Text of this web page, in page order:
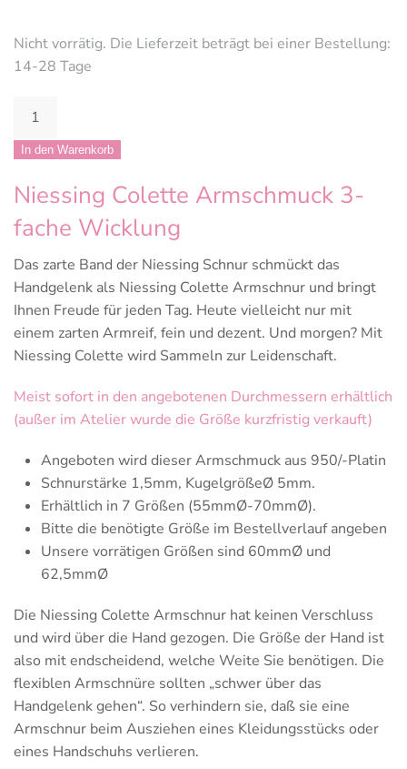
Nicht vorrätig. Die Lieferzeit beträgt bei einer Bestellung:
14-28 Tage
Niessing
Colette
Armschnur
Platin
Menge
In den Warenkorb
Niessing Colette Armschmuck 3-
fache Wicklung
Das zarte Band der Niessing Schnur schmückt das
Handgelenk als Niessing Colette Armschnur und bringt
Ihnen Freude für jeden Tag. Heute vielleicht nur mit
einem zarten Armreif, fein und dezent. Und morgen? Mit
Niessing Colette wird Sammeln zur Leidenschaft.
Meist sofort in den angebotenen Durchmessern erhältlich
(außer im Atelier wurde die Größe kurzfristig verkauft)
Angeboten wird dieser Armschmuck aus 950/-Platin
Schnurstärke 1,5mm, KugelgrößeØ 5mm.
Erhältlich in 7 Größen (55mmØ-70mmØ).
Bitte die benötigte Größe im Bestellverlauf angeben
Unsere vorrätigen Größen sind 60mmØ und
62,5mmØ
Die Niessing Colette Armschnur hat keinen Verschluss
und wird über die Hand gezogen. Die Größe der Hand ist
also mit endscheidend, welche Weite Sie benötigen. Die
flexiblen Armschnüre sollten „schwer über das
Handgelenk gehen“. So verhindern sie, daß sie eine
Armschnur beim Ausziehen eines Kleidungsstücks oder
eines Handschuhs verlieren.